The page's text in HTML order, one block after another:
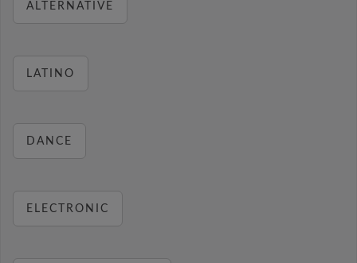
ALTERNATIVE
LATINO
DANCE
ELECTRONIC